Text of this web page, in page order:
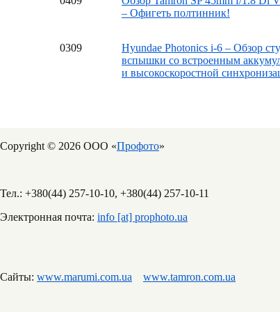
– Офигеть полтинник!
0309
Hyundae Photonics i-6 – Обзор
вспышки со встроенным
и высокоскоростной
Copyright © 2026 ООО «Профото»
Тел.: +380(44) 257-10-10, +380(44) 257-10-11
Электронная почта: info [at] prophoto.ua
Сайты: www.marumi.com.ua www.tamron.com.ua